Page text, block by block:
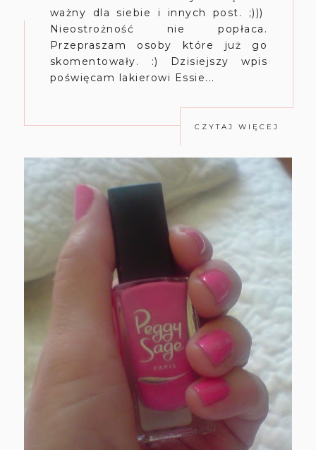
ważny dla siebie i innych post. ;)))
Nieostrożność nie popłaca.
Przepraszam osoby które już go
skomentowały. :) Dzisiejszy wpis
poświęcam lakierowi Essie...
CZYTAJ WIĘCEJ